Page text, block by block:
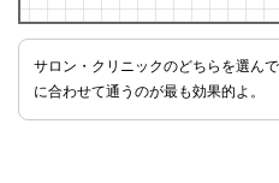
サロン・クリニックのどちらを選ん
に合わせて通うのが最も効果的よ。